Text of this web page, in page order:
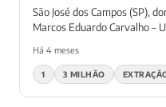
São José dos Campos (SP),
Marcos Eduardo Carvalho –
Há 4 meses
1 3 MILHÃO